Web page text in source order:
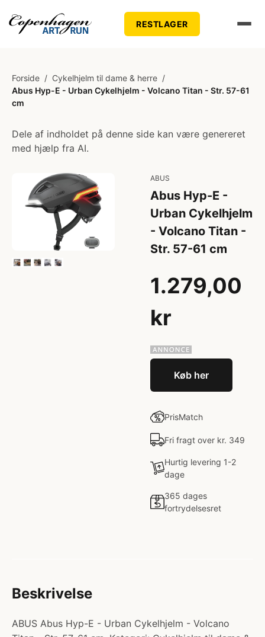
RESTLAGER
Forside / Cykelhjelm til dame & herre /
Abus Hyp-E - Urban Cykelhjelm - Volcano Titan - Str. 57-61
cm
Dele af indholdet på denne side kan være genereret
med hjælp fra AI.
ABUS
Abus Hyp-E -
Urban Cykelhjelm
- Volcano Titan -
Str. 57-61 cm
1.279,00
kr
Køb her
PrisMatch
Fri fragt over kr. 349
Hurtig levering 1-2
dage
365 dages
fortrydelsesret
Beskrivelse
ABUS Abus Hyp-E - Urban Cykelhjelm - Volcano